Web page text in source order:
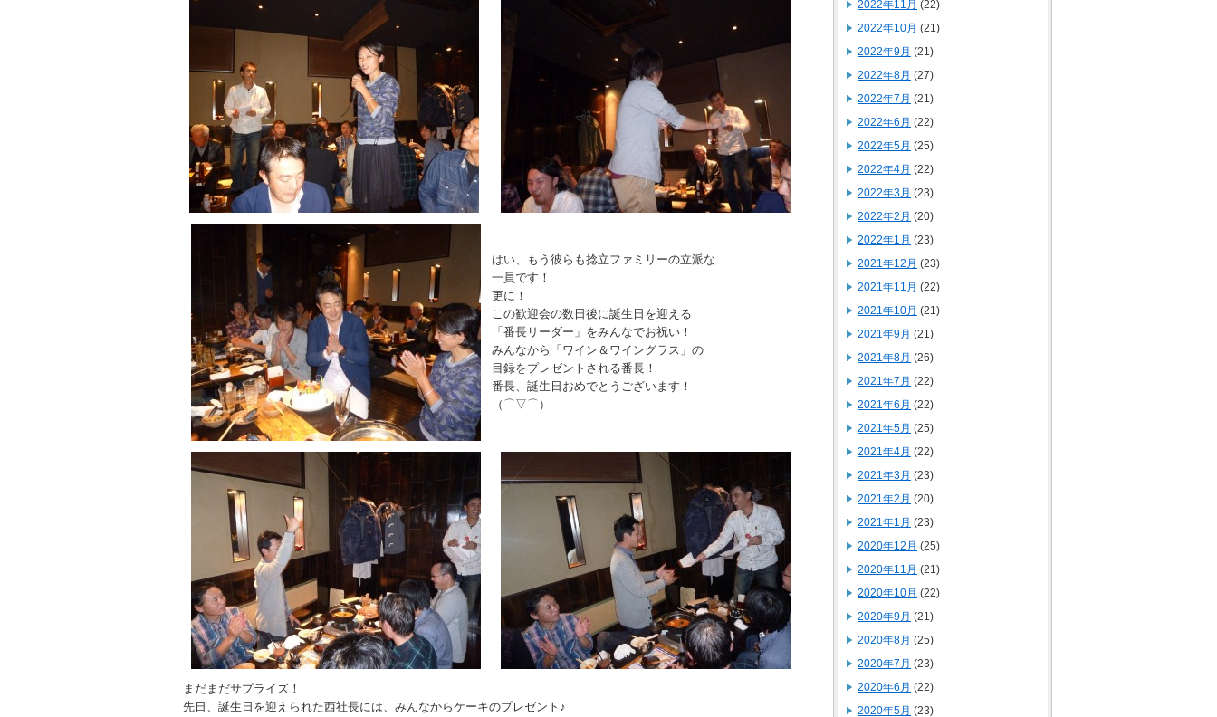
はい、もう彼らも捻立ファミリーの立派な
一員です！
更に！
この歓迎会の数日後に誕生日を迎える
「番長リーダー」をみんなでお祝い！
みんなから「ワイン＆ワイングラス」の
目録をプレゼントされる番長！
番長、誕生日おめでとうございます！
（⌒▽⌒）
まだまだサプライズ！
先日、誕生日を迎えられた西社長には、みんなからケーキのプレゼント♪
2022年11月 (22)
2022年10月 (21)
2022年9月 (21)
2022年8月 (27)
2022年7月 (21)
2022年6月 (22)
2022年5月 (25)
2022年4月 (22)
2022年3月 (23)
2022年2月 (20)
2022年1月 (23)
2021年12月 (23)
2021年11月 (22)
2021年10月 (21)
2021年9月 (21)
2021年8月 (26)
2021年7月 (22)
2021年6月 (22)
2021年5月 (25)
2021年4月 (22)
2021年3月 (23)
2021年2月 (20)
2021年1月 (23)
2020年12月 (25)
2020年11月 (21)
2020年10月 (22)
2020年9月 (21)
2020年8月 (25)
2020年7月 (23)
2020年6月 (22)
2020年5月 (23)